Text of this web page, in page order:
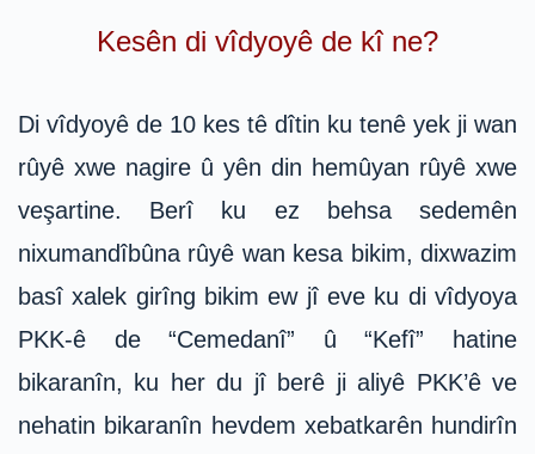
Kesên di vîdyoyê de kî ne?
Di vîdyoyê de 10 kes tê dîtin ku tenê yek ji wan
rûyê xwe nagire û yên din hemûyan rûyê xwe
veşartine. Berî ku ez behsa sedemên
nixumandîbûna rûyê wan kesa bikim, dixwazim
basî xalek girîng bikim ew jî eve ku di vîdyoya
PKK-ê de “Cemedanî” û “Kefî” hatine
bikaranîn, ku her du jî berê ji aliyê PKK’ê ve
nehatin bikaranîn hevdem xebatkarên hundirîn